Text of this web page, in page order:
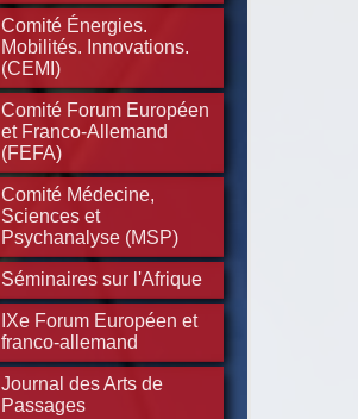
Comité Énergies.
Mobilités. Innovations.
(CEMI)
Comité Forum Européen
et Franco-Allemand
(FEFA)
Comité Médecine,
Sciences et
Psychanalyse (MSP)
Séminaires sur l'Afrique
IXe Forum Européen et
franco-allemand
Journal des Arts de
Passages